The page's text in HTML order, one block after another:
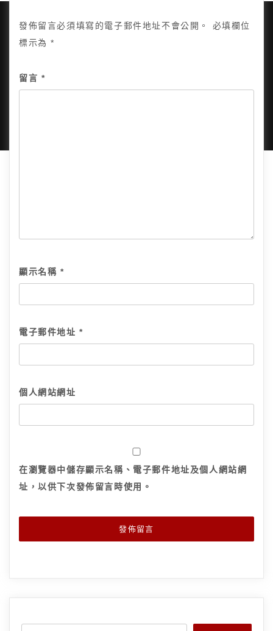
發佈留言必須填寫的電子郵件地址不會公開。
必填欄位
標示為*
留言 *
顯示名稱 *
電子郵件地址*
個人網站網址
在瀏覽器中儲存顯示名稱、電子郵件地址及個人網站網
址，以供下次發佈留言時使用。